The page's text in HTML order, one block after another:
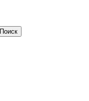
Поиск